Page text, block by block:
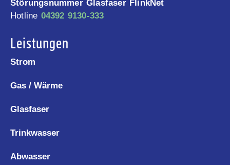
Störungsnummer Glasfaser FlinkNet
Hotline 04392 9130-333
Leistungen
Strom
Gas / Wärme
Glasfaser
Trinkwasser
Abwasser